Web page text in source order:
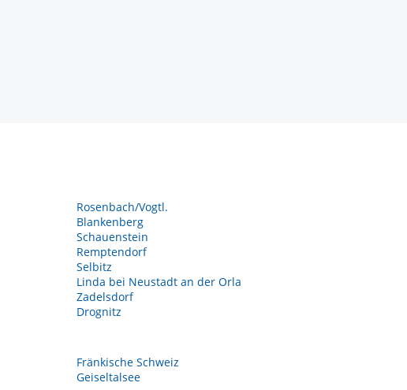
Rosenbach/Vogtl.
Blankenberg
Schauenstein
Remptendorf
Selbitz
Linda bei Neustadt an der Orla
Zadelsdorf
Drognitz
Fränkische Schweiz
Geiseltalsee